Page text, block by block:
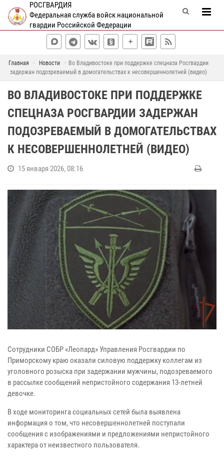
РОСГВАРДИЯ
Федеральная служба войск национальной
гвардии Российской Федерации
Главная Новости
Во Владивостоке при поддержке спецназа Росгвардии
задержан подозреваемый в домогательствах к несовершеннолетней (видео)
ВО ВЛАДИВОСТОКЕ ПРИ ПОДДЕРЖКЕ
СПЕЦНАЗА РОСГВАРДИИ ЗАДЕРЖАН
ПОДОЗРЕВАЕМЫЙ В ДОМОГАТЕЛЬСТВАХ
К НЕСОВЕРШЕННОЛЕТНЕЙ (ВИДЕО)
15 января 2026, 08:16
Сотрудники СОБР «Леопард» Управления Росгвардии по
Приморскому краю оказали силовую поддержку коллегам из
уголовного розыска при задержании мужчины, подозреваемого
в рассылке сообщений непристойного содержания 13-летней
девочке.
В ходе мониторинга социальных сетей была выявлена
информация о том, что несовершеннолетней поступали
сообщения с изображениями и предложениями непристойного
характера от неизвестного пользователя.